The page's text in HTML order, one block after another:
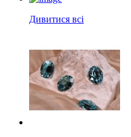
Дивитися всі